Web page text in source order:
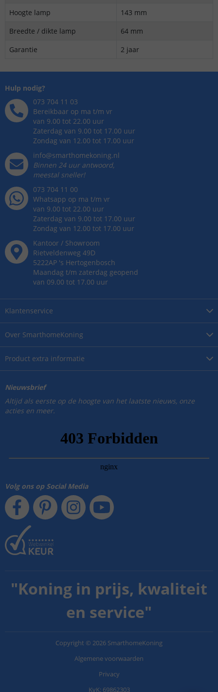
Hoogte lamp
143 mm
Breedte / dikte lamp
64 mm
Garantie
2 jaar
Over SmarthomeKoning
Product extra informatie
Klantenservice
Hulp nodig?
073 704 11 03
Bereikbaar op ma t/m vr
van 9.00 tot 22.00 uur
Zaterdag van 9.00 tot 17.00 uur
Zondag van 12.00 tot 17.00 uur
info@smarthomekoning.nl
Binnen 24 uur antwoord,
meestal sneller!
073 704 11 00
Whatsapp op ma t/m vr
van 9.00 tot 22.00 uur
Zaterdag van 9.00 tot 17.00 uur
Zondag van 12.00 tot 17.00 uur
Kantoor / Showroom
Rietveldenweg 49D
5222AP 's Hertogenbosch
Maandag t/m zaterdag geopend
van 09.00 tot 17.00 uur
Nieuwsbrief
Altijd als eerste op de hoogte van het laatste nieuws, onze
acties en meer.
Volg ons op Social Media
"Koning in prijs, kwaliteit
en service"
Copyright © 2026 SmarthomeKoning
Algemene voorwaarden
Privacy
KvK: 69862303